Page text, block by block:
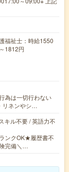
福祉士：時給1550
1812円
為は一切行わない
リネンやシ…
キル不要 / 英語力不
ンクOK★履歴書不
完備＼…